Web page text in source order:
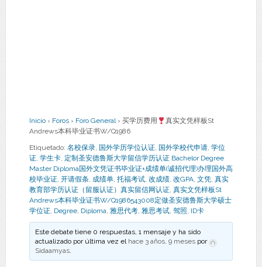
Inicio › Foros › Foro General › 买学历费用
真实文凭样板St
Andrews本科毕业证书W/Q1986
Etiquetado: 名校保录, 国外学历学位认证, 国外学校代申请, 学位
证, 学生卡, 定制圣安德鲁斯大学留信学历认证 Bachelor Degree
Master Diploma国外文凭证书毕业证+成绩单(诚招代理)办理国外高
校毕业证, 开请假条, 成绩单, 托福考试, 改成绩, 改GPA, 文凭, 真实
教育部学历认证（留服认证）真实留信网认证, 真实文凭样板St
Andrews本科毕业证书W/Q1986543008定做圣安德鲁斯大学硕士
学位证, Degree, Diploma, 雅思代考, 雅思考试, 驾照, ID卡
Este debate tiene 0 respuestas, 1 mensaje y ha sido
actualizado por última vez el hace 3 años, 9 meses por
Sidaamyas.